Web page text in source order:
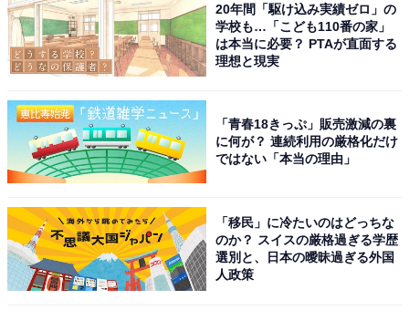
「日本平ホテル」は、静岡市の景勝地・日本平に位置
し、「風景美術館」をコンセプトに掲げるホテルです。
ロビー正面の「テラスラウンジ」にある2フロア吹き抜
20年間「駆け込み実績ゼロ」の
学校も…「こども110番の家」
は本当に必要？ PTAが直面する
理想と現実
「青春18きっぷ」販売激減の裏
に何が？ 連続利用の厳格化だけ
ではない「本当の理由」
「移民」に冷たいのはどっちな
のか？ スイスの厳格過ぎる学歴
選別と、日本の曖昧過ぎる外国
人政策